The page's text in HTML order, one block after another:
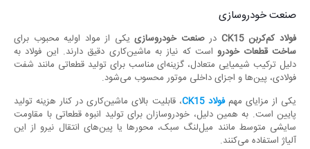
صنعت خودروسازی
فولاد کم‌کربنCK15 درصنعت خودروسازییکی از مواد اولیه محبوب برای
ساخت قطعات خودرو است که نیاز به ماشین‌کاری دقیق دارند. این فولاد به
دلیل ترکیب شیمیایی متعادل، گزینه‌ای مناسب برای تولید قطعاتی مانند شفت
فولادی، پین‌ها و اجزای داخلی موتور محسوب می‌شود.
یکی از مزایای مهم فولادCK15، قابلیت بالای ماشین‌کاری در کنار هزینه تولید
پایین است. به همین دلیل، خودروسازان برای تولید انبوه قطعاتی با مقاومت
سایشی متوسط مانند میل‌لنگ سبک، محورها یا پین‌های انتقال نیرو از این
آلیاژ استفاده می‌کنند.